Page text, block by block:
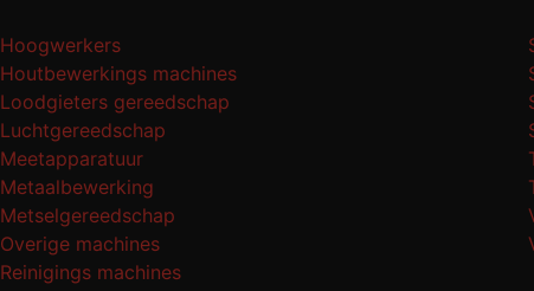
Hoogwerkers
Houtbewerkings machines
Loodgieters gereedschap
Luchtgereedschap
Meetapparatuur
Metaalbewerking
Metselgereedschap
Overige machines
Reinigings machines